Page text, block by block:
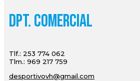
Dpt. Comercial
Tlf.: 253 774 062
Tlm.: 969 217 759
desportivovh@gmail.com